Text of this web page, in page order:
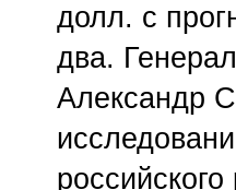
долл. с
два.
Александр